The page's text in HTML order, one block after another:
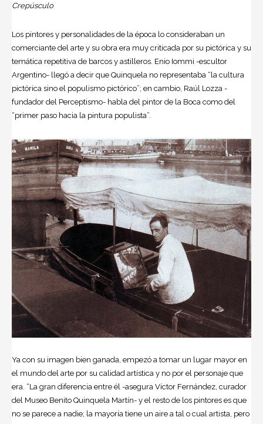
Crepúsculo
Los pintores y personalidades de la época lo consideraban un
comerciante del arte y su obra era muy criticada por su pictórica y su
temática repetitiva de barcos y astilleros. Enio Iommi -escultor
Argentino- llegó a decir que Quinquela no representaba “la cultura
pictórica sino el populismo pictórico”; en cambio, Raúl Lozza -
fundador del Perceptismo- habla del pintor de la Boca como del
“primer paso hacia la pintura populista”.
Ya con su imagen bien ganada, empezó a tomar un lugar mayor en
el mundo del arte por su calidad artística y no por el personaje que
era. “La gran diferencia entre él -asegura Víctor Fernández, curador
del Museo Benito Quinquela Martín- y el resto de los pintores es que
no se parece a nadie; la mayoría tiene un aire a tal o cual artista, pero